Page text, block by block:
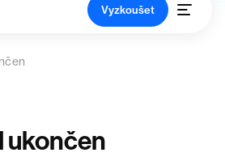
Vyzkoušet
ukončen